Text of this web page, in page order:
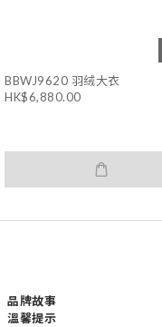
BBWJ9620 羽绒大衣
HK$6,880.00
品牌故事
溫馨提示